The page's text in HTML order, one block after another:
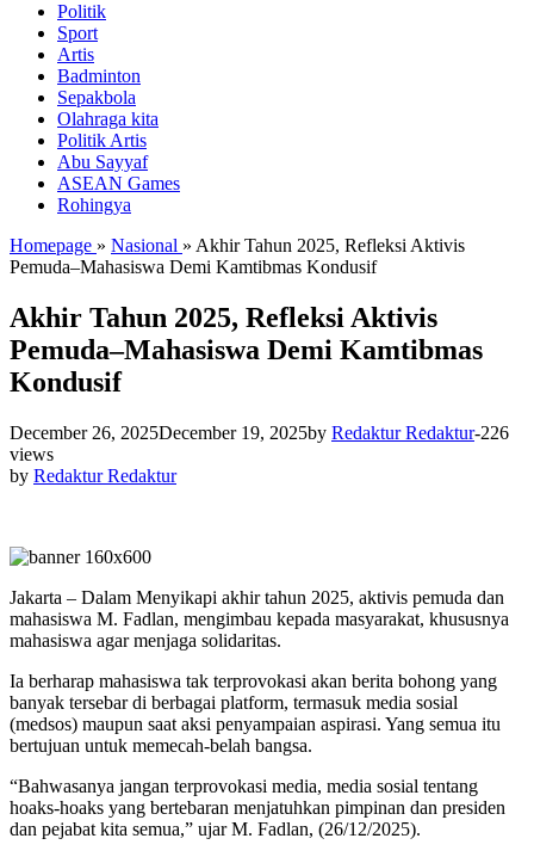
Politik
Sport
Artis
Badminton
Sepakbola
Olahraga kita
Politik Artis
Abu Sayyaf
ASEAN Games
Rohingya
Homepage » Nasional » Akhir Tahun 2025, Refleksi Aktivis
Pemuda–Mahasiswa Demi Kamtibmas Kondusif
Akhir Tahun 2025, Refleksi Aktivis
Pemuda–Mahasiswa Demi Kamtibmas
Kondusif
December 26, 2025December 19, 2025by Redaktur Redaktur-226
views
by Redaktur Redaktur
Jakarta – Dalam Menyikapi akhir tahun 2025, aktivis pemuda dan
mahasiswa M. Fadlan, mengimbau kepada masyarakat, khususnya
mahasiswa agar menjaga solidaritas.
Ia berharap mahasiswa tak terprovokasi akan berita bohong yang
banyak tersebar di berbagai platform, termasuk media sosial
(medsos) maupun saat aksi penyampaian aspirasi. Yang semua itu
bertujuan untuk memecah-belah bangsa.
“Bahwasanya jangan terprovokasi media, media sosial tentang
hoaks-hoaks yang bertebaran menjatuhkan pimpinan dan presiden
dan pejabat kita semua,” ujar M. Fadlan, (26/12/2025).